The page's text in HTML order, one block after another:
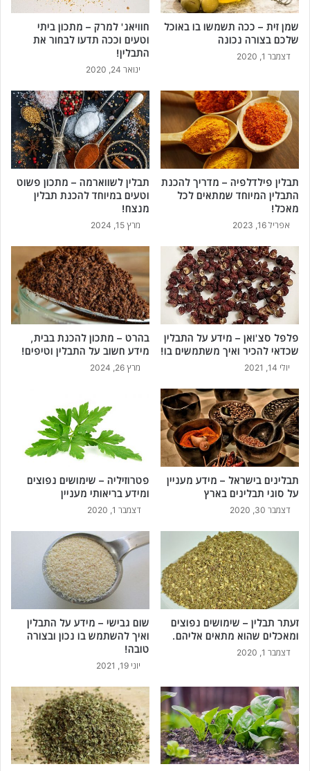
ח
ד
ל
ת
פ
א
מ
ו
ש
ל
ם
ב
ל
שמן זית – ככה תשמשו בו באוכל
שלכם בצורה נכונה
דצמבר 1, 2020
חוויאג' למרק – מתכון ביתי
וטעים וככה תדעו לבחור את
התבלין!
ינואר 24, 2020
תבלין פילדלפיה – מדריך להכנת
התבלין המיוחד שמתאים לכל
מאכל!
אפריל 16, 2023
תבלין לשווארמה – מתכון פשוט
וטעים במיוחד להכנת תבלין
מנצח!
מרץ 15, 2024
פלפל סצ'ואן – מידע על התבלין
שכדאי להכיר ואיך משתמשים בו!
יולי 14, 2021
בהרט – מתכון להכנת בבית,
מידע חשוב על התבלין וטיפים!
מרץ 26, 2024
תבלינים בישראל – מידע מעניין
על סוגי תבלינים בארץ
דצמבר 30, 2020
פטרוזיליה – שימושים נפוצים
ומידע בריאותי מעניין
דצמבר 1, 2020
זעתר תבלין – שימושים נפוצים
ומאכלים שהוא מתאים אליהם.
דצמבר 1, 2020
שום גבישי – מידע על התבלין
ואיך להשתמש בו נכון ובצורה
טובה!
יוני 19, 2021